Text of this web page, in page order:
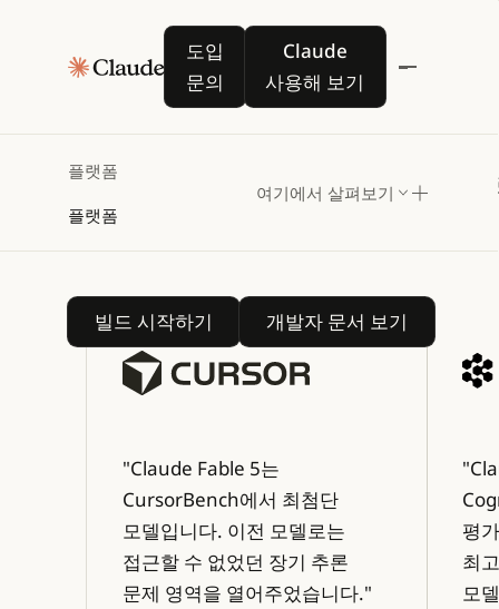
도입
문의
도입 문의
Claude
사용해 보기
Claude 사용해 보기
플랫폼
플랫폼
여기에서 살펴보기
Claude
Platform에서 구축해
API로 업계 최고 수준의 AI 모델을 활용해
구현해 보세요.
빌드 시작하기
빌드 시작하기
개발자 문서 보기
개발자 문서 보기
"Claude Fable 5는
CursorBench에서 최첨단
모델입니다. 이전 모델로는
접근할 수 없었던 장기 추론
문제 영역을 열어주었습니다."
평
최
모